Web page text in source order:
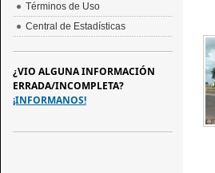
Términos de Uso
Central de Estadísticas
¿VIO ALGUNA INFORMACIÓN
ERRADA/INCOMPLETA?
¡INFORMANOS!